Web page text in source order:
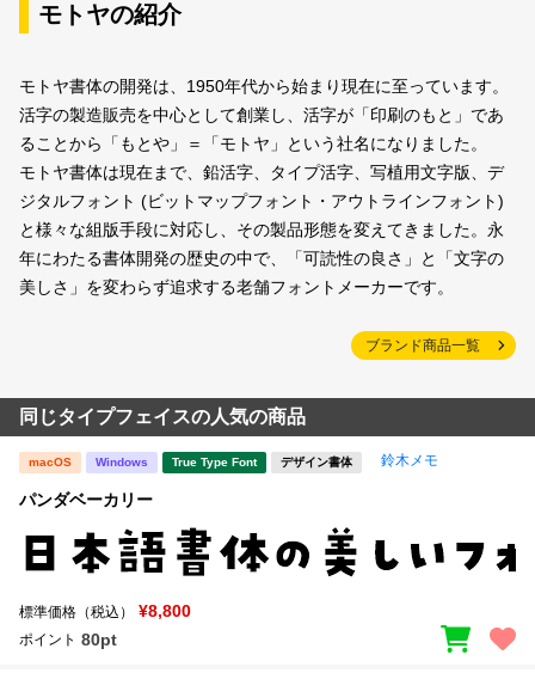
モトヤの紹介
モトヤ書体の開発は、1950年代から始まり現在に至っています。
活字の製造販売を中心として創業し、活字が「印刷のもと」であ
ることから「もとや」＝「モトヤ」という社名になりました。
モトヤ書体は現在まで、鉛活字、タイプ活字、写植用文字版、デ
ジタルフォント (ビットマップフォント・アウトラインフォント)
と様々な組版手段に対応し、その製品形態を変えてきました。永
年にわたる書体開発の歴史の中で、「可読性の良さ」と「文字の
美しさ」を変わらず追求する老舗フォントメーカーです。
ブランド商品一覧
同じタイプフェイスの人気の商品
macOS Windows True Type Font デザイン書体 鈴木メモ
パンダベーカリー
標準価格（税込） ¥8,800
ポイント 80pt